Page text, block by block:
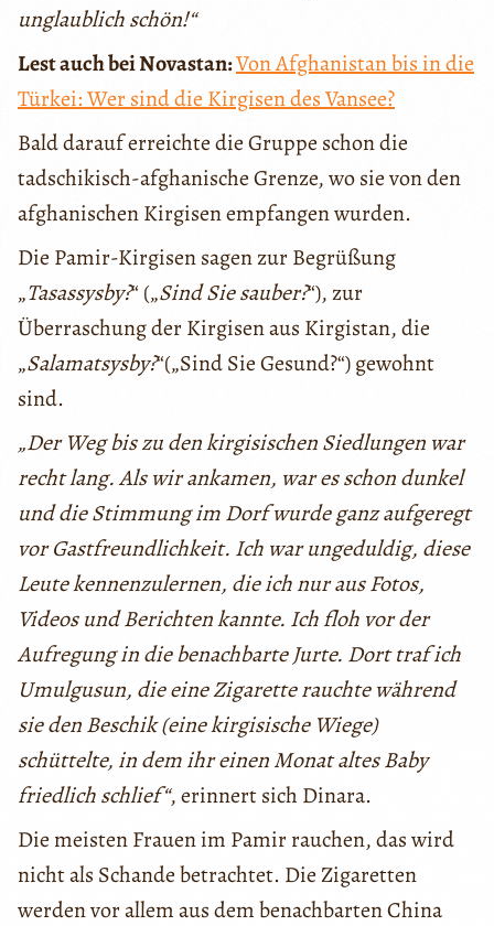
unglaublich schön!“
Lest auch bei Novastan:Von Afghanistan bis in die
Türkei: Wer sind die Kirgisen des Vansee?
Bald darauf erreichte die Gruppe schon die
tadschikisch-afghanische Grenze, wo sie von den
afghanischen Kirgisen empfangen wurden.
Die Pamir-Kirgisen sagen zur Begrüßung
„Tasassysby?“ („Sind Sie sauber?“), zur
Überraschung der Kirgisen aus Kirgistan, die
„Salamatsysby?“(„Sind Sie Gesund?“) gewohnt
sind.
„Der Weg bis zu den kirgisischen Siedlungen war
recht lang. Als wir ankamen, war es schon dunkel
und die Stimmung im Dorf wurde ganz aufgeregt
vor Gastfreundlichkeit. Ich war ungeduldig, diese
Leute kennenzulernen, die ich nur aus Fotos,
Videos und Berichten kannte. Ich floh vor der
Aufregung in die benachbarte Jurte. Dort traf ich
Umulgusun, die eine Zigarette rauchte während
sie den Beschik (eine kirgisische Wiege)
schüttelte, in dem ihr einen Monat altes Baby
friedlich schlief“, erinnert sich Dinara.
Die meisten Frauen im Pamir rauchen, das wird
nicht als Schande betrachtet. Die Zigaretten
werden vor allem aus dem benachbarten China